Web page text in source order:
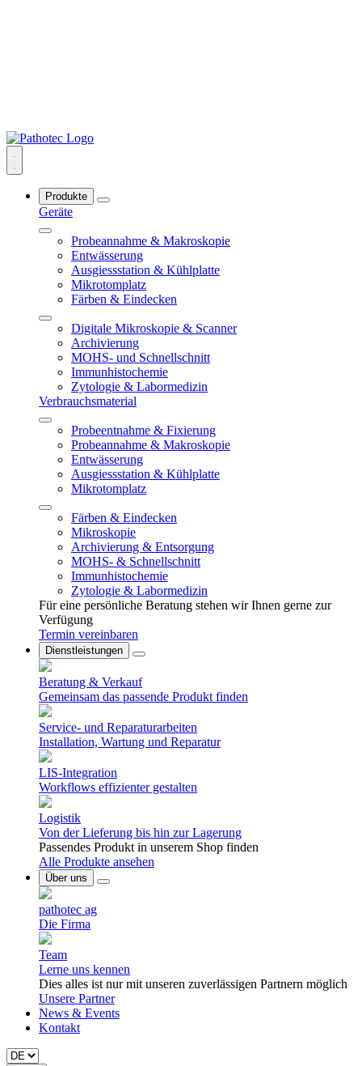
Produkte
Geräte
Probeannahme & Makroskopie
Entwässerung
Ausgiessstation & Kühlplatte
Mikrotomplatz
Färben & Eindecken
Digitale Mikroskopie & Scanner
Archivierung
MOHS- und Schnellschnitt
Immunhistochemie
Zytologie & Labormedizin
Verbrauchsmaterial
Probeentnahme & Fixierung
Probeannahme & Makroskopie
Entwässerung
Ausgiessstation & Kühlplatte
Mikrotomplatz
Färben & Eindecken
Mikroskopie
Archivierung & Entsorgung
MOHS- & Schnellschnitt
Immunhistochemie
Zytologie & Labormedizin
Für eine persönliche Beratung stehen wir Ihnen gerne zur
Verfügung
Termin vereinbaren
Dienstleistungen
Beratung & Verkauf
Gemeinsam das passende Produkt finden
Service- und Reparaturarbeiten
Installation, Wartung und Reparatur
LIS-Integration
Workflows effizienter gestalten
Logistik
Von der Lieferung bis hin zur Lagerung
Passendes Produkt in unserem Shop finden
Alle Produkte ansehen
Über uns
pathotec ag
Die Firma
Team
Lerne uns kennen
Dies alles ist nur mit unseren zuverlässigen Partnern möglich
Unsere Partner
News & Events
Kontakt